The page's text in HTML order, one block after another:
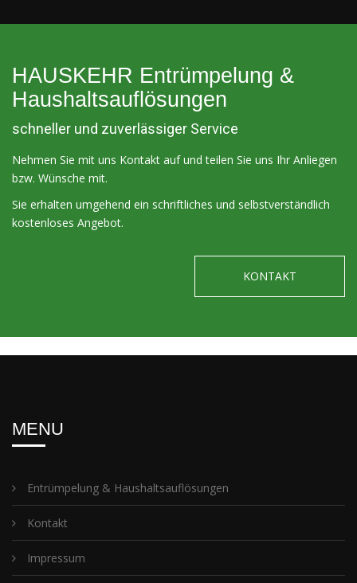
HAUSKEHR Entrümpelung &
Haushaltsauflösungen
schneller und zuverlässiger Service
Nehmen Sie mit uns Kontakt auf und teilen Sie uns Ihr Anliegen
bzw. Wünsche mit.
Sie erhalten umgehend ein schriftliches und selbstverständlich
kostenloses Angebot.
KONTAKT
MENU
Entrümpelung & Haushaltsauflösungen
Kontakt
Impressum